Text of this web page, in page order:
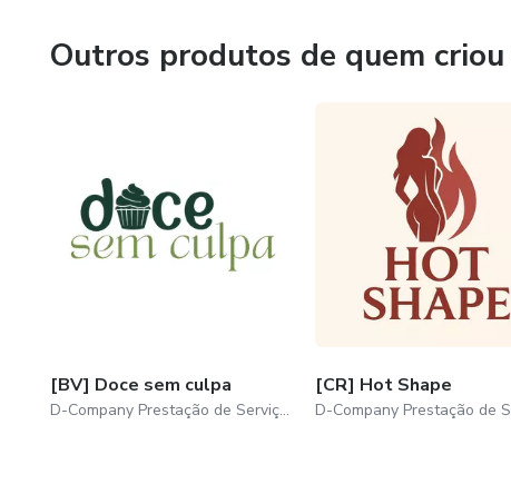
Outros produtos de quem
[BV] Doce sem culpa
D-Company Prestação de Serviços e Publicidade LTDA
[CR] Hot Shape